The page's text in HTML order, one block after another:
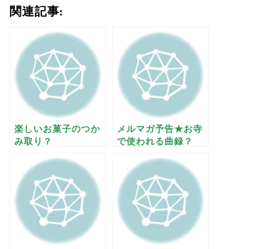
関連記事:
楽しいお菓子のつか
み取り？
メルマガ予告★お寺
で使われる曲録？